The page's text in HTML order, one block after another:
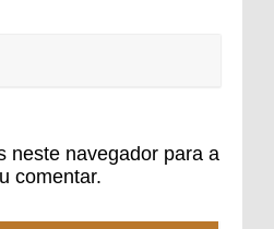
neste navegador para a
comentar.